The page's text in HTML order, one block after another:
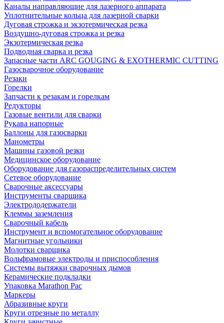
Каналы направляющие для лазерного аппарата
Уплотнительные кольца для лазерной сварки
Дуговая строжка и экзотермическая резка
Воздушно-дуговая строжка и резка
Экзотермическая резка
Подводная сварка и резка
Запасные части ARC GOUGING & EXOTHERMIC CUTTING
Газосварочное оборудование
Резаки
Горелки
Запчасти к резакам и горелкам
Редукторы
Газовые вентили для сварки
Рукава напорные
Баллоны для газосварки
Манометры
Машины газовой резки
Медицинское оборудование
Оборудование для газораспределительных систем
Сетевое оборудование
Сварочные аксессуары
Инструменты сварщика
Электрододержатели
Клеммы заземления
Сварочный кабель
Инструмент и вспомогательное оборудование
Магнитные угольники
Молотки сварщика
Вольфрамовые электроды и приспособления
Системы вытяжки сварочных дымов
Керамические подкладки
Упаковка Marathon Pac
Маркеры
Абразивные круги
Круги отрезные по металлу